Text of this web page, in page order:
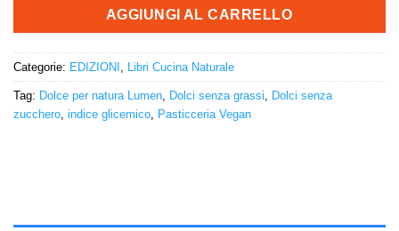
AGGIUNGI AL CARRELLO
Categorie: EDIZIONI Libri Cucina Naturale
Tag: Dolce per natura Lumen Dolci senza grassi
Dolci senza
zucchero indice glicemico Pasticceria Vegan